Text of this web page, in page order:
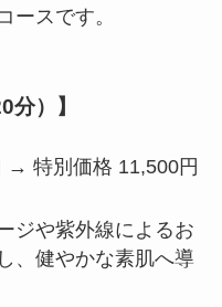
ースです。
分）】
→ 特別価格 11,500円
ジや紫外線によるお
、健やかな素肌へ導